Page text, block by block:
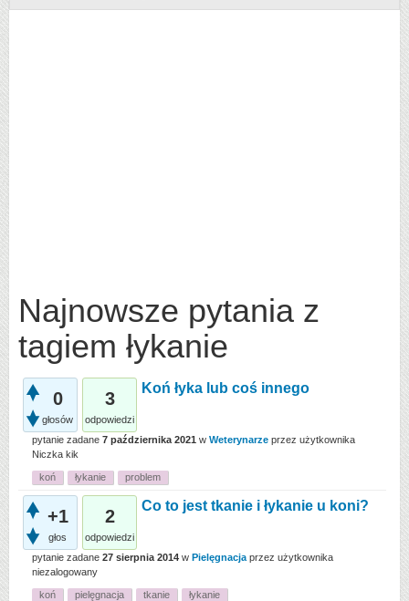
Najnowsze pytania z
tagiem łykanie
0
głosów
3
odpowiedzi
Koń łyka lub coś innego
pytanie zadane 7 października 2021 w Weterynarze przez użytkownika
Niczka kik
koń łykanie problem
+1
głos
2
odpowiedzi
Co to jest tkanie i łykanie u koni?
pytanie zadane 27 sierpnia 2014 w Pielęgnacja przez użytkownika
niezalogowany
koń pielęgnacja tkanie łykanie